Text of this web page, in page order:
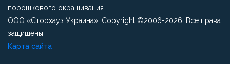
порошкового окрашивания
ООО «Сторхауз Украина». Copyright ©2006-2026. Все права
защищены.
Карта сайта